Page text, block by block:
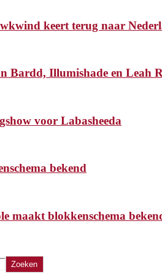
keert terug naar
Bardd, Illumishade en Leah
voor Labasheeda
bekend
maakt blokkenschema
Zoeken